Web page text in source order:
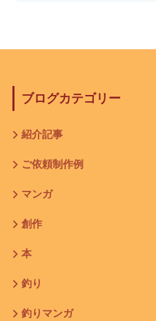
ブログカテゴリー
紹介記事
ご依頼制作例
マンガ
創作
本
釣り
釣りマンガ